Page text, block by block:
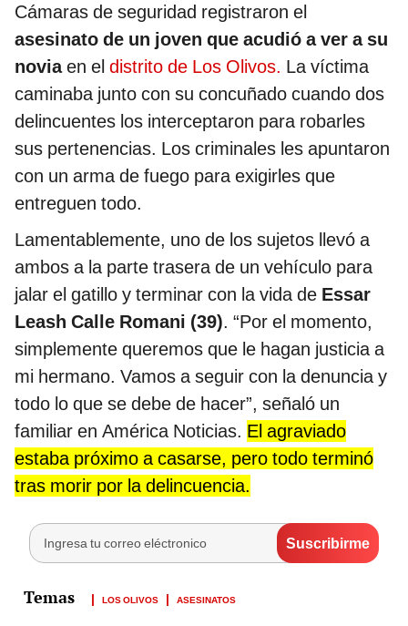
Cámaras de seguridad registraron el
asesinato de un joven que acudió a ver a su
noviaen el distrito de Los Olivos. La víctima
caminaba junto con su concuñado cuando dos
delincuentes los interceptaron para robarles
sus pertenencias. Los criminales les apuntaron
con un arma de fuego para exigirles que
entreguen todo.
Lamentablemente, uno de los sujetos llevó a
ambos a la parte trasera de un vehículo para
jalar el gatillo y terminar con la vida de Essar
Leash Calle Romani (39). “Por el momento,
simplemente queremos que le hagan justicia a
mi hermano. Vamos a seguir con la denuncia y
todo lo que se debe de hacer”, señaló un
familiar en América Noticias. El agraviado
estaba próximo a casarse, pero todo terminó
tras morir por la delincuencia.
LOS OLIVOS ASESINATOS